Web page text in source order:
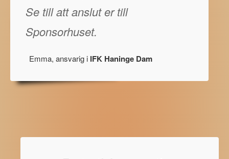
Se till att anslut er till
Sponsorhuset.
Emma, ansvarig i IFK Haninge Dam